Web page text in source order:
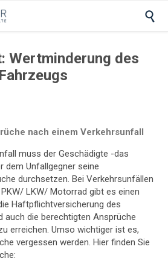

Wertminderung des
Fahrzeugs
nach einem Verkehrsunfall
muss der Geschädigte -das
Unfallgegner seine
durchsetzen. Bei Verkehrsunfällen
LKW/ Motorrad gibt es einen
Haftpflichtversicherung des
auch die berechtigten Ansprüche
erreichen. Umso wichtiger ist es,
vergessen werden. Hier finden Sie